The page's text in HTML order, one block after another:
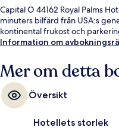
Capital O 44162 Royal Palms
minuters bilfärd från USA:s
kontinental frukost och
Information om
Mer om detta
Översikt
Hotellets storlek